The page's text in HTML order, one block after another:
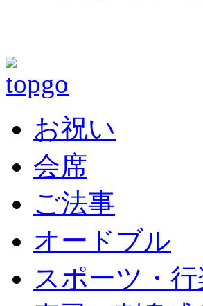
お祝い
会席
ご法事
オードブル
スポーツ・